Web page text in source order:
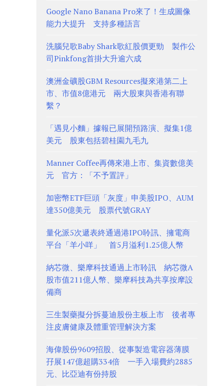
Google Nano Banana Pro來了！生成圖像
能力大提升 支持多種語言
洗腦兒歌Baby Shark歌紅股價更勁 製作公
司Pinkfong首掛大升逾六成
澳洲金礦股GBM Resources擬來港第二上
市、市值8億港元 兩大股東與香港有聯
繫？
「遇見小麵」據報已展開預路演、擬集1億
美元 股東包括碧桂園九毛九
Manner Coffee再傳來港上市、集資數億美
元 官方：「不予置評」
加密幣ETF巨頭「灰度」申美股IPO、AUM
達350億美元 股票代號GRAY
量化派5次遞表終通過港IPO聆訊、擁電商
平台「羊小咩」 首5月溢利1.25億人幣
納芯微、樂摩科技通過上市聆訊 納芯微A
股市值211億人幣、樂摩科技為共享按摩設
備商
三生製藥擬分拆蔓迪股份主板上市 後者專
注皮膚健康及體重管理解決方案
海偉股份9609招股、從事製造電容器薄膜
孖展147億超購334倍 一手入場費約2885
元、比亞迪有份持股